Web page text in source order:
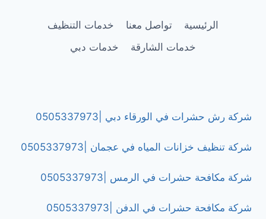
|0505337973
الرئيسية تواصل معنا
خدمات التنظيف
خدمات الشارقة
خدمات دبي
شركة رش حشرات في الورقاء دبي |0505337973
شركة تنظيف خزانات المياه في عجمان |0505337973
شركة مكافحة حشرات في الرمس |0505337973
شركة مكافحة حشرات في الدفن |0505337973